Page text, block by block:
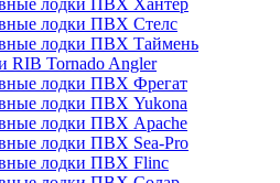
лодки ПВХ Хантер
лодки ПВХ Стелс
лодки ПВХ Таймень
RIB Tornado Angler
лодки ПВХ Фрегат
лодки ПВХ Yukona
лодки ПВХ Apache
лодки ПВХ Sea-Pro
лодки ПВХ Flinc